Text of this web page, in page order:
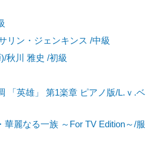
リン・ジェンキンス /中級
秋川 雅史 /初級
「英雄」 第1楽章 ピアノ版/L.ｖ.ベ
華麗なる一族 ～For TV Edition～/服